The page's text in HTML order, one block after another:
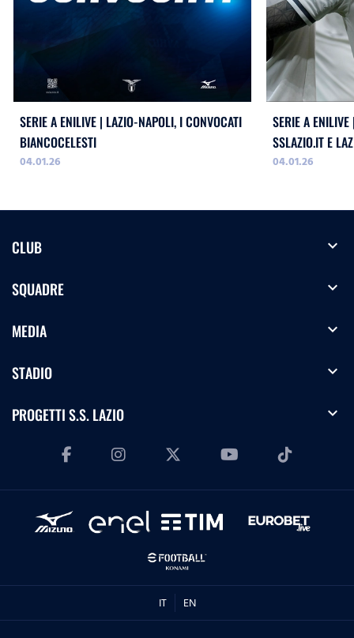
SERIE A ENILIVE | LAZIO-NAPOLI, I CONVOCATI
BIANCOCELESTI
04.01.26
SERIE A
SSLAZIO.IT E
04.01.26
CLUB expand_more
SQUADRE expand_more
MEDIA expand_more
STADIO expand_more
PROGETTI S.S. LAZIO expand_more
IT EN